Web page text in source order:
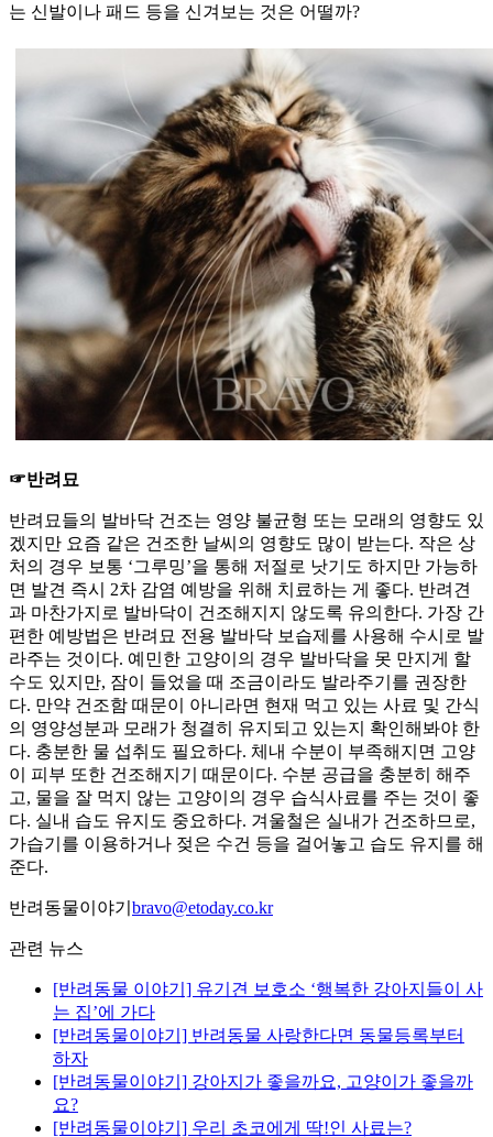
는 신발이나 패드 등을 신겨보는 것은 어떨까?
☞반려묘
반려묘들의 발바닥 건조는 영양 불균형 또는 모래의 영향도 있
겠지만 요즘 같은 건조한 날씨의 영향도 많이 받는다. 작은 상
처의 경우 보통 ‘그루밍’을 통해 저절로 낫기도 하지만 가능하
면 발견 즉시 2차 감염 예방을 위해 치료하는 게 좋다. 반려견
과 마찬가지로 발바닥이 건조해지지 않도록 유의한다. 가장 간
편한 예방법은 반려묘 전용 발바닥 보습제를 사용해 수시로 발
라주는 것이다. 예민한 고양이의 경우 발바닥을 못 만지게 할
수도 있지만, 잠이 들었을 때 조금이라도 발라주기를 권장한
다. 만약 건조함 때문이 아니라면 현재 먹고 있는 사료 및 간식
의 영양성분과 모래가 청결히 유지되고 있는지 확인해봐야 한
다. 충분한 물 섭취도 필요하다. 체내 수분이 부족해지면 고양
이 피부 또한 건조해지기 때문이다. 수분 공급을 충분히 해주
고, 물을 잘 먹지 않는 고양이의 경우 습식사료를 주는 것이 좋
다. 실내 습도 유지도 중요하다. 겨울철은 실내가 건조하므로,
가습기를 이용하거나 젖은 수건 등을 걸어놓고 습도 유지를 해
준다.
반려동물이야기 bravo@etoday.co.kr
관련 뉴스
[반려동물 이야기] 유기견 보호소 ‘행복한 강아지들이 사
는 집’에 가다
[반려동물이야기] 반려동물 사랑한다면 동물등록부터
하자
[반려동물이야기] 강아지가 좋을까요, 고양이가 좋을까
요?
[반려동물이야기] 우리 초코에게 딱!인 사료는?